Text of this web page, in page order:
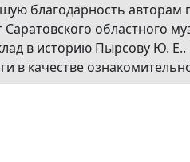
благодарность авторам
областного
в историю Пырсову Ю.
в качестве